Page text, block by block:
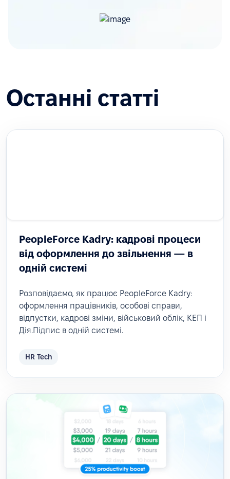
Останні статті
PeopleForce Kadry: кадрові процеси
від оформлення до звільнення — в
одній системі
Розповідаємо, як працює PeopleForce Kadry:
оформлення працівників, особові справи,
відпустки, кадрові зміни, військовий облік, КЕП і
Дія.Підпис в одній системі.
HR Tech